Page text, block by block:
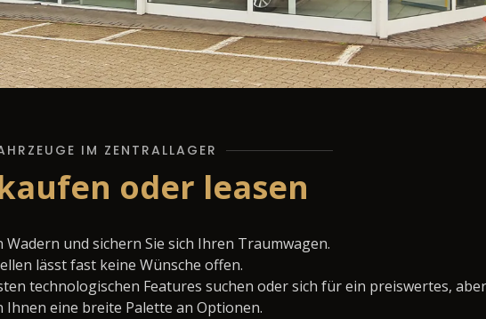
IM ZENTRALLAGER
oder leasen
und sichern Sie sich Ihren Traumwagen.
lässt fast keine Wünsche offen.
technologischen Features suchen oder sich für ein preiswertes,
eine breite Palette an Optionen.